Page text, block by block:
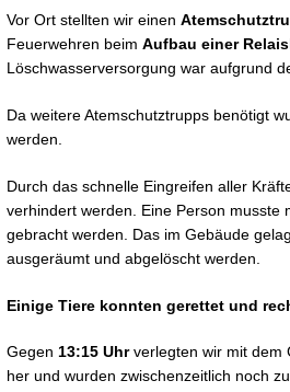
Vor Ort stellten wir einen
Feuerwehren beim Aufbau einer
Löschwasserversorgung war aufgrund
Da weitere Atemschutztrupps benötigt
werden.
Durch das schnelle Eingreifen aller
verhindert werden. Eine Person musste
gebracht werden. Das im Gebäude
ausgeräumt und abgelöscht werden.
Einige Tiere konnten gerettet und
Gegen 13:15 Uhrverlegten wir mit dem
her und wurden zwischenzeitlich noch